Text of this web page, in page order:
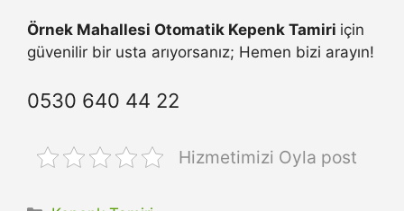
Örnek Mahallesi Otomatik Kepenk Tamiri için
güvenilir bir usta arıyorsanız; Hemen bizi arayın!
0530 640 44 22
Hizmetimizi Oyla post